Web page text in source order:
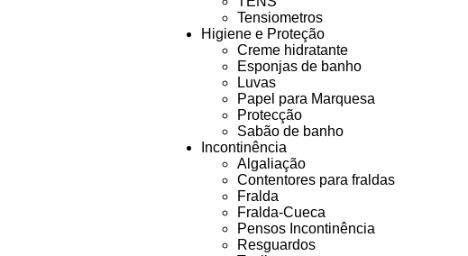
Tensiometros
Higiene e Proteção
Creme hidratante
Esponjas de banho
Luvas
Papel para Marquesa
Protecção
Sabão de banho
Incontinência
Algaliação
Contentores para fraldas
Fralda
Fralda-Cueca
Pensos Incontinência
Resguardos